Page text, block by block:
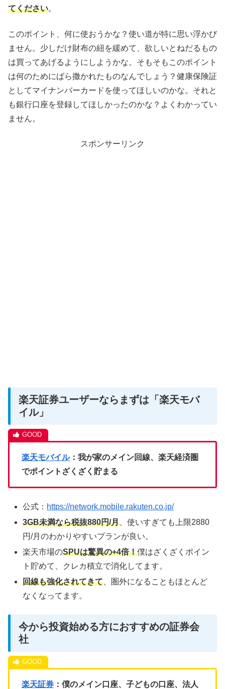
てください。
このポイント、何に使おうかな？使い道が特に思い浮かび
ません。少しだけ財布の紐を緩めて、欲しいとねだるもの
は買ってあげるようにしようかな。そもそもこのポイント
は何のためにばら撒かれたものなんでしょう？健康保険証
としてマイナンバーカードを使ってほしいのかな。それと
も銀行口座を登録してほしかったのかな？よくわかってい
ません。
スポンサーリンク
楽天証券ユーザーならまずは「楽天モバ
イル」
楽天モバイル：我が家のメイン回線、楽天経済圏
でポイントざくざく貯まる
公式： https://network.mobile.rakuten.co.jp/
3GB未満なら税抜880円/月 、使いすぎても上限2880
円/月のわかりやすいプランが良い。
楽天市場のSPUは驚異の+4倍！僕はざくざくポイン
ト貯めて、クレカ積立で消化してます。
回線も強化されてきて 、圏外になることもほとんど
なくなってます。
今から投資始める方におすすめの証券会
社
楽天証券 ：僕のメイン口座、子どもの口座、法人